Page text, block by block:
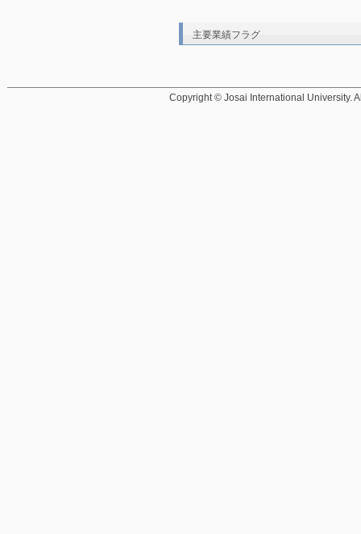
主要業績フラグ